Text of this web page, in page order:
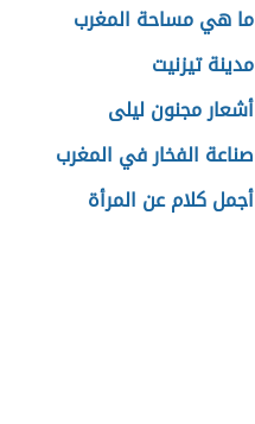
ما هي مساحة المغرب
مدينة تيزنيت
أشعار مجنون ليلى
صناعة الفخار في المغرب
أجمل كلام عن المرأة